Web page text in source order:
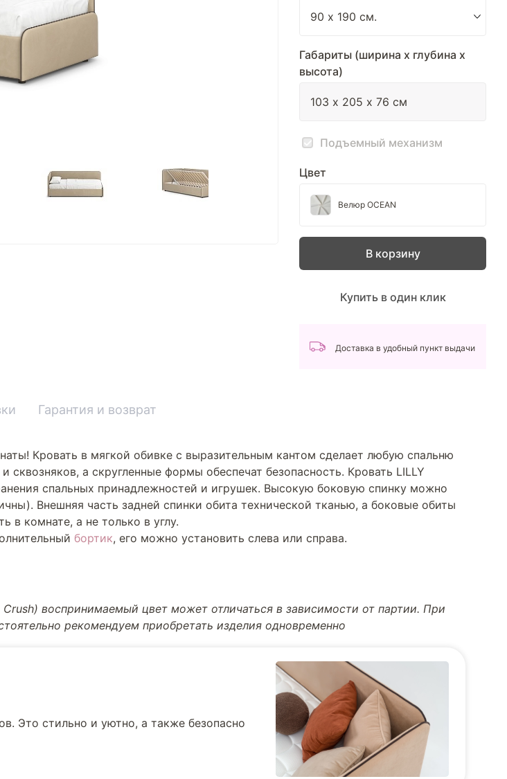
Габариты (ширина х глубина х
высота)
Подъемный механизм
Цвет
Велюр OCEAN
В корзину
Купить в один клик
Доставка в удобный пункт выдачи
Гарантия и возврат
Кровать в мягкой обивке с выразительным кантом сделает любую спальню
а скругленные формы обеспечат безопасность. Кровать LILLY
спальных принадлежностей и игрушек. Высокую боковую спинку можно
Внешняя часть задней спинки обита технической тканью, а боковые обиты
в комнате, а не только в углу.
бортик, его можно установить слева или справа.
воспринимаемый цвет может отличаться в зависимости от партии. При
рекомендуем приобретать изделия одновременно
Это стильно и уютно, а также безопасно